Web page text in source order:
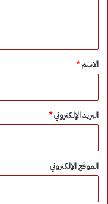
*
الاسم*
البريد الإلكتروني*
الموقع الإلكتروني